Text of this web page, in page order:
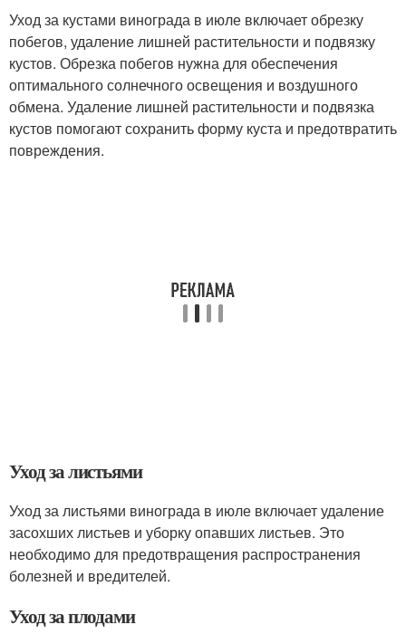
Уход за кустами винограда в июле включает обрезку
побегов, удаление лишней растительности и подвязку
кустов. Обрезка побегов нужна для обеспечения
оптимального солнечного освещения и воздушного
обмена. Удаление лишней растительности и подвязка
кустов помогают сохранить форму куста и предотвратить
повреждения.
Уход за листьями
Уход за листьями винограда в июле включает удаление
засохших листьев и уборку опавших листьев. Это
необходимо для предотвращения распространения
болезней и вредителей.
Уход за плодами